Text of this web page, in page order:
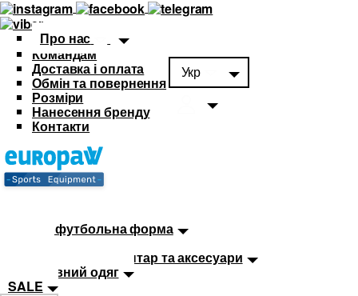
Про нас
Командам
Доставка і оплата
Обмін та повернення
Розміри
Нанесення бренду
Контакти
Укр
Дитяча футбольна форма
Тренувальний інвентар та аксесуари
Спортивний одяг
SALE